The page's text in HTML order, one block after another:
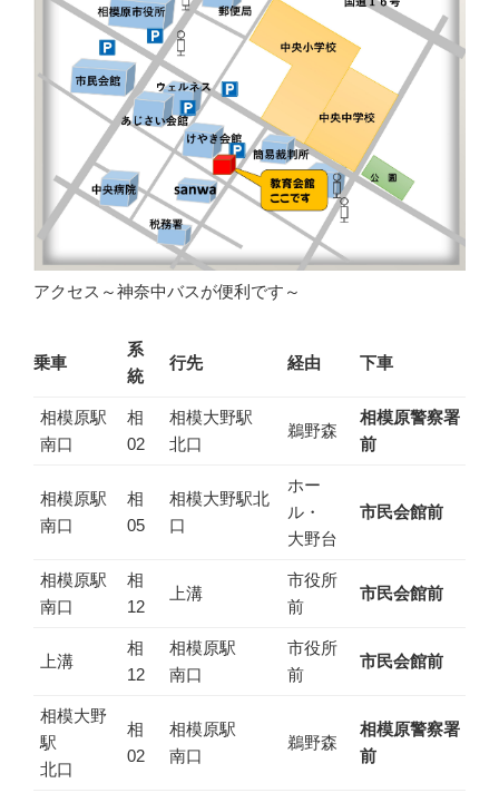
アクセス～神奈中バスが便利です～
乗車
系
統
行先 経由 下車
相模原駅
南口
相
02
相模大野駅
北口
鵜野森
相模原警察署
前
相模原駅
南口
相
05
相模大野駅北
口
ホー
ル・
大野台
市民会館前
相模原駅
南口
相
12
上溝
市役所
前
市民会館前
上溝
相
12
相模原駅
南口
市役所
前
市民会館前
相模大野
駅
北口
相
02
相模原駅
南口
鵜野森
相模原警察署
前